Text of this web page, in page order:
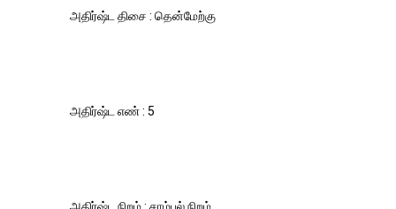
அதிர்ஷ்ட திசை : தென்மேற்கு
அதிர்ஷ்ட எண் : 5